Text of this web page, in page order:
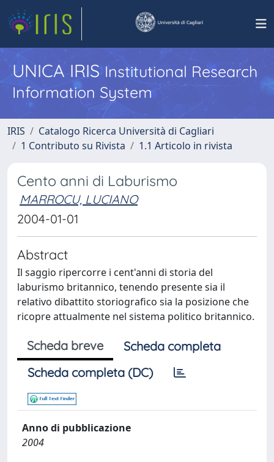
UNICA IRISInstitutional Research
Information System
IRIS
Catalogo Ricerca Università di Cagliari
1 Contributo su Rivista
1.1 Articolo in rivista
Cento anni di Laburismo
MARROCU, LUCIANO
2004-01-01
Abstract
Il saggio ripercorre i cent'anni di storia del
laburismo britannico, tenendo presente sia il
relativo dibattito storiografico sia la posizione che
ricopre attualmente nel sistema politico britannico.
Scheda breve
Scheda completa
Scheda completa (DC)
Anno di pubblicazione
2004